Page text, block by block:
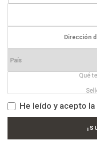
He leído y acepto la